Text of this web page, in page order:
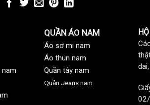
nam
QUẦN ÁO NAM
Áo sơ mi nam
Áo thun nam
Quần tây nam
Quần Jeans nam